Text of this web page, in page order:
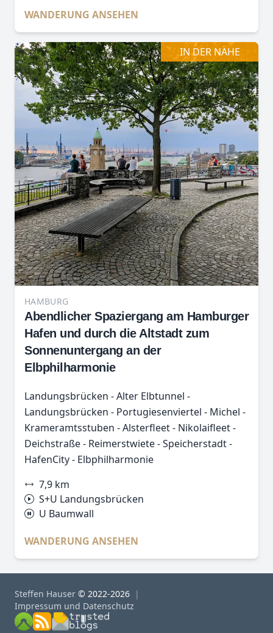
WANDERUNG ANSEHEN
IN DER NÄHE
HAMBURG
Abendlicher Spaziergang am Hamburger
Hafen und durch die Altstadt zum
Sonnenuntergang an der
Elbphilharmonie
Landungsbrücken - Alter Elbtunnel -
Landungsbrücken - Portugiesenviertel - Michel -
Krameramtsstuben - Alsterfleet - Nikolaifleet -
Deichstraße - Reimerstwiete - Speicherstadt -
HafenCity - Elbphilharmonie
7,9 km
S+U Landungsbrücken
U Baumwall
WANDERUNG ANSEHEN
Steffen Hauser © 2022-2026
Impressum und Datenschutz